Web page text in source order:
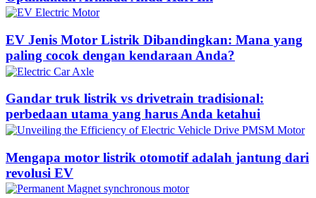
EV Jenis Motor Listrik Dibandingkan: Mana yang
paling cocok dengan kendaraan Anda?
Gandar truk listrik vs drivetrain tradisional:
perbedaan utama yang harus Anda ketahui
Mengapa motor listrik otomotif adalah jantung dari
revolusi EV